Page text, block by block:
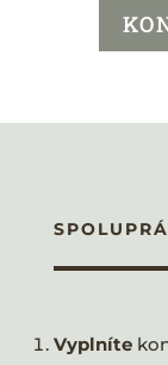
Vyplníte